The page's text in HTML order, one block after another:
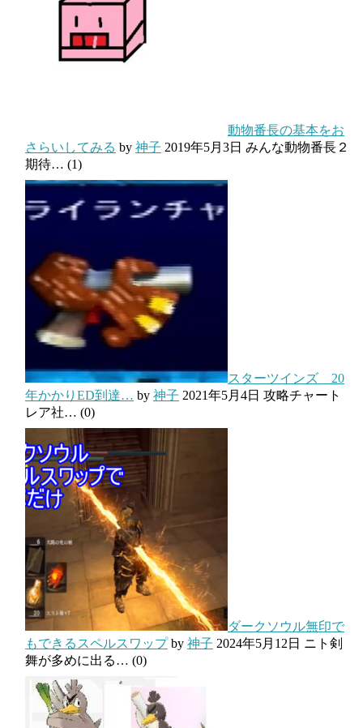
動物番長の基本をお
さらいしてみる by 神子 2019年5月3日 みんな動物番長２
期待… (1)
スターツインズ 20
年かかりED到達… by 神子 2021年5月4日 攻略チャート
レア社… (0)
ダークソウル無印で
もできるスペルスワップby 神子 2024年5月12日 ニト剣
舞が多めに出る… (0)